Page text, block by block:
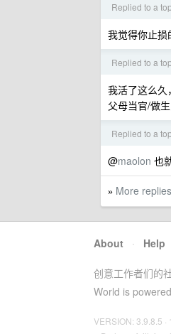
Replied to a
我觉得你止损
Replied to a
我活了这么久
父母当官/做
Replied to a
@maolon 也
» More
About · Help
创意工作者们的
World is
VERSION: 3.9.8.5 ·